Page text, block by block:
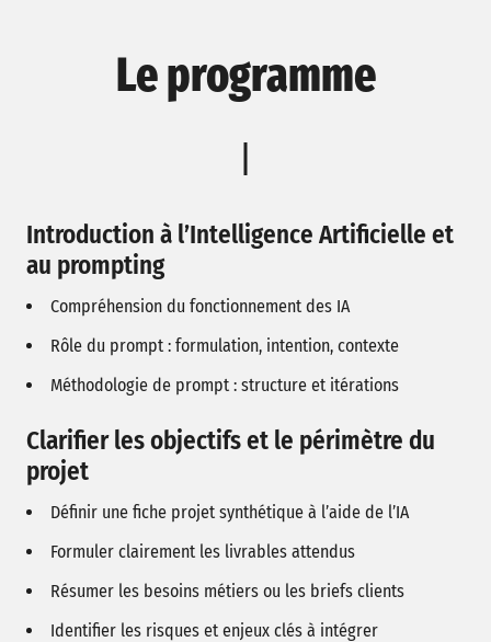
Le programme
Introduction à l’Intelligence Artificielle et
au prompting
Compréhension du fonctionnement des IA
Rôle du prompt : formulation, intention, contexte
Méthodologie de prompt : structure et itérations
Clarifier les objectifs et le périmètre du
projet
Définir une fiche projet synthétique à l’aide de l’IA
Formuler clairement les livrables attendus
Résumer les besoins métiers ou les briefs clients
Identifier les risques et enjeux clés à intégrer